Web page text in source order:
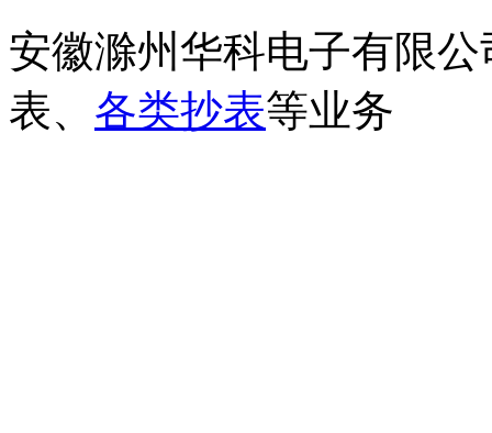
安徽滁州华科电子有限公
表、 各类抄表等业务